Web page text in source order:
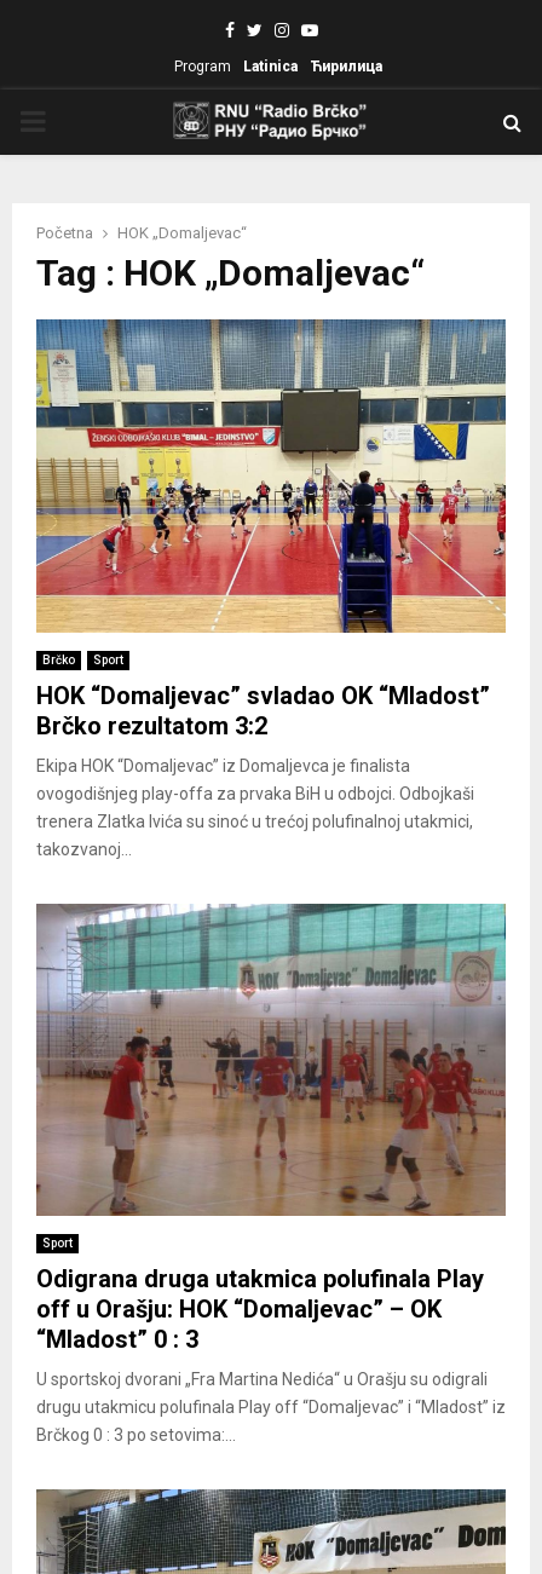
Facebook
TwitterInstagram
Youtube
Program Latinica Ћирилица
Početna HOK „Domaljevac“
Tag : HOK „Domaljevac“
Brčko Sport
HOK “Domaljevac” svladao OK “Mladost”
Brčko rezultatom 3:2
Ekipa HOK “Domaljevac” iz Domaljevca je finalista
ovogodišnjeg play-offa za prvaka BiH u odbojci. Odbojkaši
trenera Zlatka Ivića su sinoć u trećoj polufinalnoj utakmici,
takozvanoj...
Sport
Odigrana druga utakmica polufinala Play
off u Orašju: HOK “Domaljevac” – OK
“Mladost” 0 : 3
U sportskoj dvorani „Fra Martina Nedića“ u Orašju su odigrali
drugu utakmicu polufinala Play off “Domaljevac” i “Mladost” iz
Brčkog 0 : 3 po setovima:...